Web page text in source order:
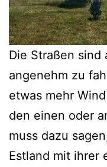
Die Straßen sind
angenehm zu
etwas mehr
den einen oder
muss dazu
Estland mit ihrer